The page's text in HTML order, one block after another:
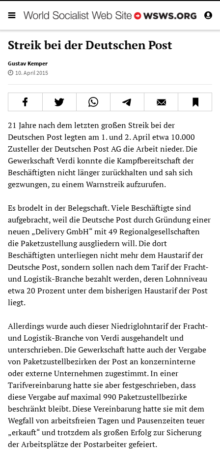
Streik bei der Deutschen Post
Gustav Kemper
10. April 2015
21 Jahre nach dem letzten großen Streik bei der
Deutschen Post legten am 1. und 2. April etwa 10.000
Zusteller der Deutschen Post AG die Arbeit nieder. Die
Gewerkschaft Verdi konnte die Kampfbereitschaft der
Beschäftigten nicht länger zurückhalten und sah sich
gezwungen, zu einem Warnstreik aufzurufen.
Es brodelt in der Belegschaft. Viele Beschäftigte sind
aufgebracht, weil die Deutsche Post durch Gründung einer
neuen „Delivery GmbH“ mit 49 Regionalgesellschaften
die Paketzustellung ausgliedern will. Die dort
Beschäftigten unterliegen nicht mehr dem Haustarif der
Deutsche Post, sondern sollen nach dem Tarif der Fracht-
und Logistik-Branche bezahlt werden, deren Lohnniveau
etwa 20 Prozent unter dem bisherigen Haustarif der Post
liegt.
Allerdings wurde auch dieser Niedriglohntarif der Fracht-
und Logistik-Branche von Verdi ausgehandelt und
unterschrieben. Die Gewerkschaft hatte auch der Vergabe
von Paketzustellbezirken der Post an konzerninterne
oder externe Unternehmen zugestimmt. In einer
Tarifvereinbarung hatte sie aber festgeschrieben, dass
diese Vergabe auf maximal 990 Paketzustellbezirke
beschränkt bleibt. Diese Vereinbarung hatte sie mit dem
Wegfall von arbeitsfreien Tagen und Pausenzeiten teuer
„erkauft“ und trotzdem als großen Erfolg zur Sicherung
der Arbeitsplätze der Postarbeiter gefeiert.